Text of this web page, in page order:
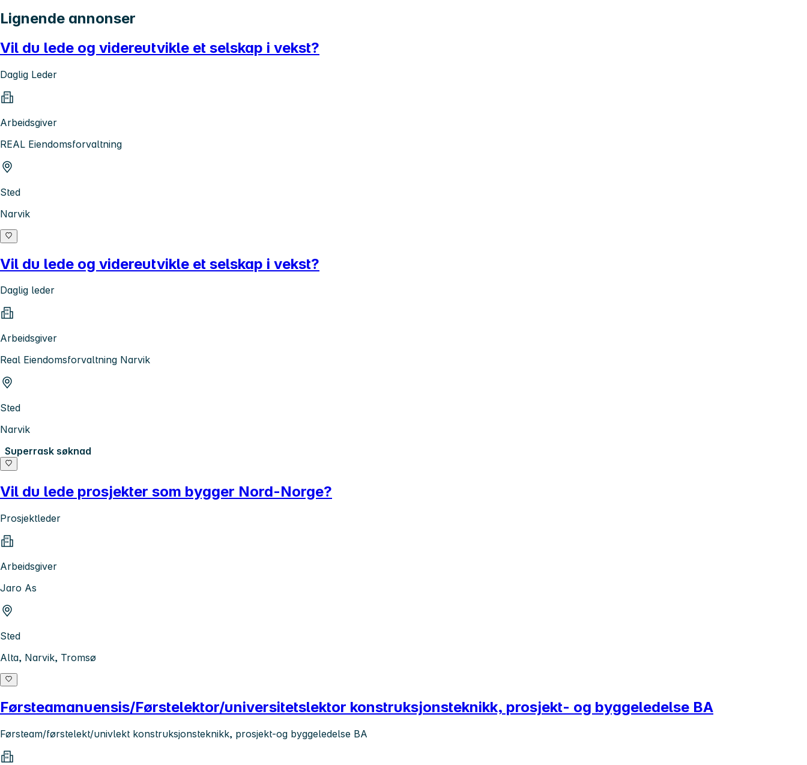
Lignende annonser
Vil du lede og videreutvikle et selskap i vekst?
Daglig Leder
Arbeidsgiver
REAL Eiendomsforvaltning
Sted
Narvik
Vil du lede og videreutvikle et selskap i vekst?
Daglig leder
Arbeidsgiver
Real Eiendomsforvaltning Narvik
Sted
Narvik
Superrask søknad
Vil du lede prosjekter som bygger Nord-Norge?
Prosjektleder
Arbeidsgiver
Jaro As
Sted
Alta, Narvik, Tromsø
Førsteamanuensis/Førstelektor/universitetslektor konstruksjonsteknikk, prosjekt- og byggeledelse BA
Førsteam/førstelekt/univlekt konstruksjonsteknikk, prosjekt-og byggeledelse BA